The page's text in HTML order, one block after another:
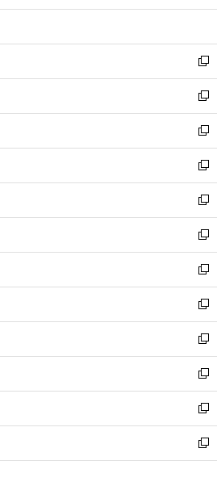
開
ウ
開
く
ン
ウ
で
開
く
ウ
ン
ド
ウ
で
開
く
新
し
い
ウ
ィ
ン
ド
ウ
で
開
く
新
し
い
ウ
ィ
ン
ド
ウ
で
開
く
新
し
い
ウ
ィ
ン
ド
ウ
で
開
く
新
し
い
ウ
ィ
ン
ド
ウ
で
開
く
新
し
い
ウ
ィ
ン
ド
ウ
で
開
く
新
し
い
ウ
ィ
ン
ド
ウ
で
開
く
新
し
い
ウ
ィ
ン
ド
ウ
で
開
く
新
し
い
ウ
ィ
ン
ド
ウ
で
開
新
し
い
ウ
ィ
ン
ド
ウ
新
し
い
ウ
ィ
ン
新
し
い
ウ
新
し